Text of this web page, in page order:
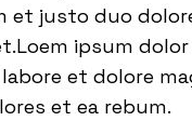
et justo duo
ipsum
et dolore
et ea rebum.